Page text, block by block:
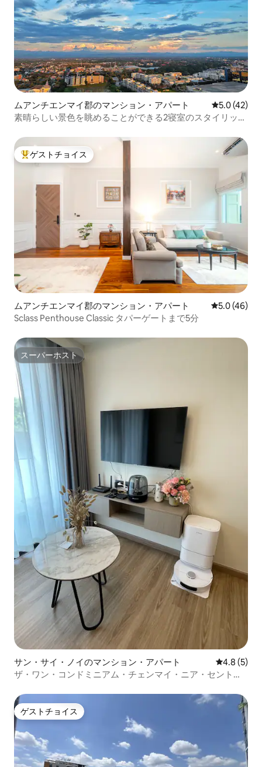
ムアンチエンマイ郡のマンション・アパート レビュー42
5.0 (42)
素晴らしい景色を眺めることができる2寝室のスタイリッシ
大好評のゲストチョイスです。
ゲストチョイス
ムアンチエンマイ郡のマンション・アパート レビュー46
5.0 (46)
Sclass Penthouse Classic タパーゲートまで5分
スーパーホスト
スーパーホスト
サン・サイ・ノイのマンション・アパート レビュー5
4.8 (5)
ザ・ワン・コンドミニアム・チェンマイ・ニア・セントラ
ゲストチョイス
ゲストチョイス